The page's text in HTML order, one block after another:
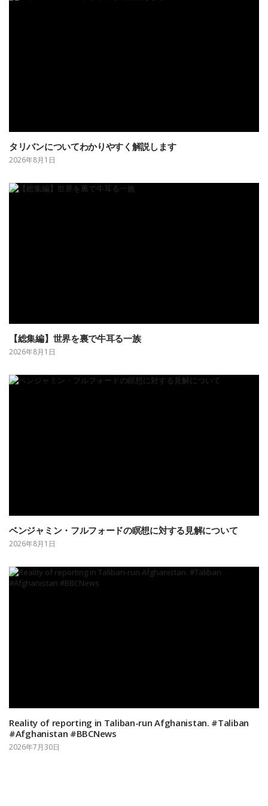
タリバンについてわかりやすく解説します
2026年8月1日
【総集編】世界を裏で牛耳る一族
2026年8月1日
ベンジャミン・フルフォードの瞑想に対する見解について
2026年8月1日
Reality of reporting in Taliban-run Afghanistan. #Taliban
#Afghanistan #BBCNews
2026年7月30日